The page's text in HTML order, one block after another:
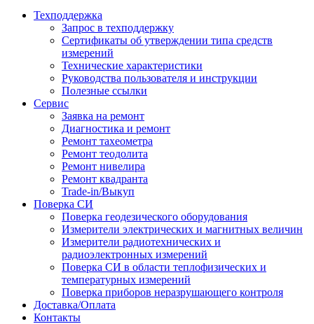
Техподдержка
Запрос в техподдержку
Сертификаты об утверждении типа средств
измерений
Технические характеристики
Руководства пользователя и инструкции
Полезные ссылки
Сервис
Заявка на ремонт
Диагностика и ремонт
Ремонт тахеометра
Ремонт теодолита
Ремонт нивелира
Ремонт квадранта
Trade-in/Выкуп
Поверка СИ
Поверка геодезического оборудования
Измерители электрических и магнитных величин
Измерители радиотехнических и
радиоэлектронных измерений
Поверка СИ в области теплофизических и
температурных измерений
Поверка приборов неразрушающего контроля
Доставка/Оплата
Контакты